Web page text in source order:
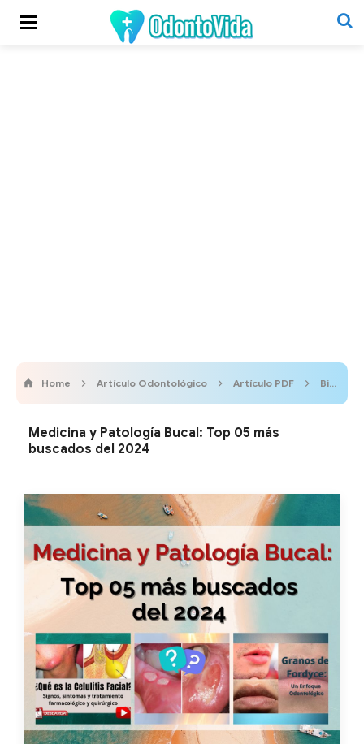
Home Artículo Odontológico Artículo PDF Biblioteca Online
Medicina y Patología Bucal: Top 05 más
buscados del 2024